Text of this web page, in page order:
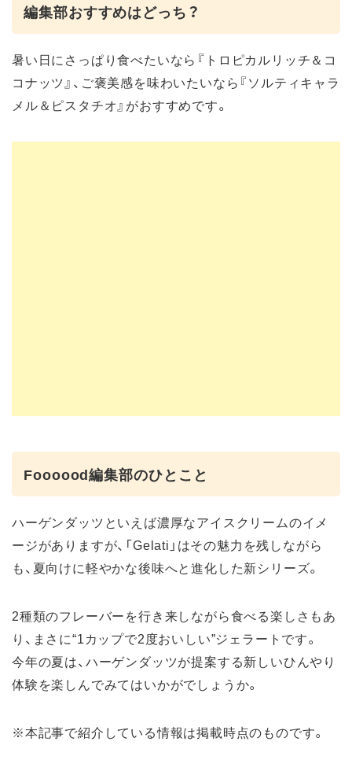
編集部おすすめはどっち？
暑い日にさっぱり食べたいなら『トロピカルリッチ＆コ
コナッツ』、ご褒美感を味わいたいなら『ソルティキャラ
メル＆ピスタチオ』がおすすめです。
Foooood編集部のひとこと
ハーゲンダッツといえば濃厚なアイスクリームのイメ
ージがありますが、「Gelati」はその魅力を残しながら
も、夏向けに軽やかな後味へと進化した新シリーズ。
2種類のフレーバーを行き来しながら食べる楽しさもあ
り、まさに“1カップで2度おいしい”ジェラートです。
今年の夏は、ハーゲンダッツが提案する新しいひんやり
体験を楽しんでみてはいかがでしょうか。
※本記事で紹介している情報は掲載時点のものです。